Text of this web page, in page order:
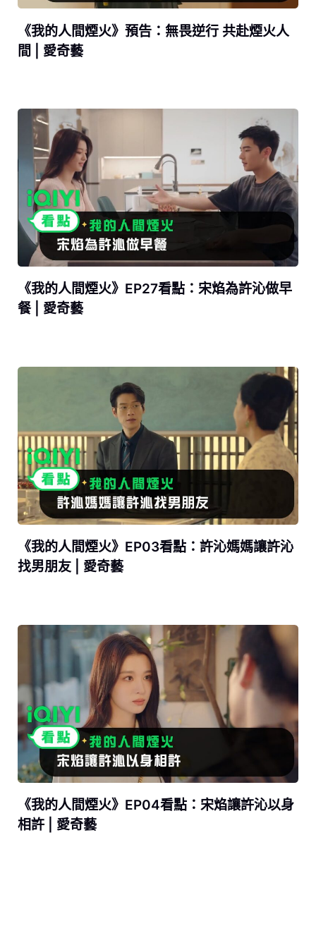
《我的人間煙火》預告：無畏逆行 共赴煙火人
間 | 愛奇藝
《我的人間煙火》EP27看點：宋焰為許沁做早
餐 | 愛奇藝
《我的人間煙火》EP03看點：許沁媽媽讓許沁
找男朋友 | 愛奇藝
《我的人間煙火》EP04看點：宋焰讓許沁以身
相許 | 愛奇藝